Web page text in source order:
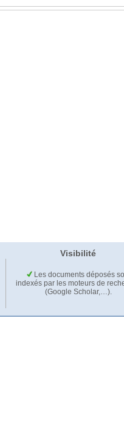
Visibilité
Les documents déposés
indexés par les moteurs de
(Google Scholar,…).